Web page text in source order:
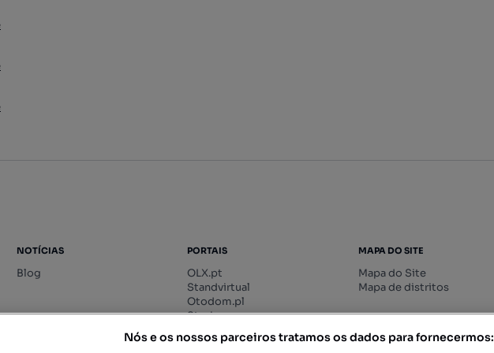
NOTÍCIAS
Blog
PORTAIS
OLX.pt
Standvirtual
Otodom.pl
Storia.ro
MAPA DO SITE
Mapa do Site
Mapa de distritos
Nós e os nossos parceiros tratamos os dados para fornecermos: